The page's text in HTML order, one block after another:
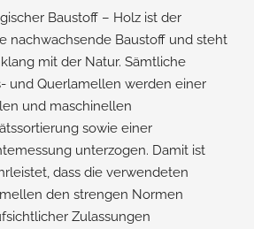
Baustoff – Holz ist der
nachwachsende Baustoff und steht
mit der Natur. Sämtliche
und Querlamellen werden einer
und maschinellen
sowie einer
unterzogen. Damit ist
dass die verwendeten
den strengen Normen
Zulassungen